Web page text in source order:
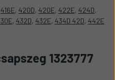
416E, 420D, 420E, 422E, 424D,
, 432D, 432E, 434D 42D, 442E
1323777